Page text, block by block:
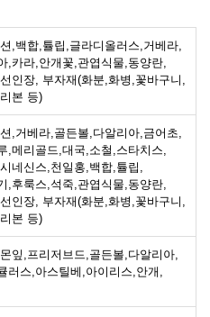
,백합,튤립,글라디올러스,거베라,
,카라,안개꽃,관엽식물,동양란,
인장, 부자재(화분,화병,꽃바구니,
본 등)
,거베라,골든볼,다알리아,금어초,
,메리골드,대국,소철,스타치스,
네신스,천일홍,백합,튤립,
,후룩스,석죽,관엽식물,동양란,
인장, 부자재(화분,화병,꽃바구니,
본 등)
잎,프리저브드,골든볼,다알리아,
러스,아스틸베,아이리스,안개,